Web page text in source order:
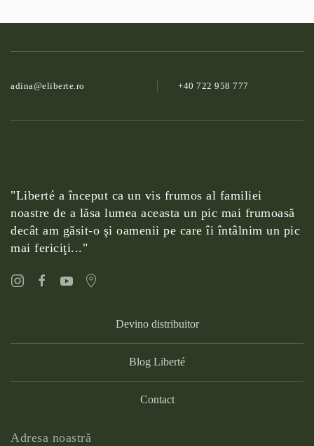
adina@­eliberte.ro +40 722 958 777
"Liberté a început ca un vis frumos al familiei
noastre de a lăsa lumea aceasta un pic mai frumoasă
decât am găsit-o şi oamenii pe care îi întâlnim un pic
mai fericiţi..."
Devino distribuitor
Blog Liberté
Contact
Adresa noastră